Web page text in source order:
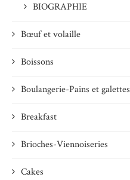
BIOGRAPHIE
Bœuf et volaille
Boissons
Boulangerie-Pains et galettes
Breakfast
Brioches-Viennoiseries
Cakes